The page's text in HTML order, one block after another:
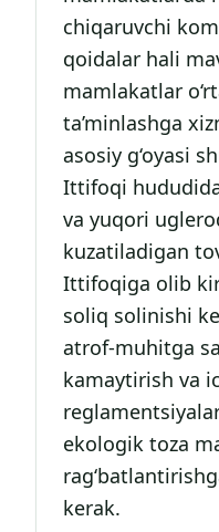
chiqaruvchi
qoidalar hali
mamlakatlar
ta’minlashga
asosiy g‘oyasi
Ittifoqi
va yuqori
kuzatiladigan
Ittifoqiga olib
soliq solinishi
atrof-muhitga
kamaytirish va
ekologik toza
kerak.